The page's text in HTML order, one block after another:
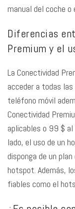
manual del coche o
Diferencias
Premium y el
La Conectividad
acceder a todas
teléfono móvil
Conectividad
aplicables o 99 $
lado, el uso de un
disponga de un
hotspot. Además,
fiables como el